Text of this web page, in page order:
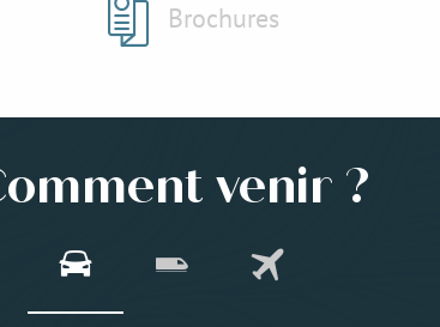
Brochures
venir ?